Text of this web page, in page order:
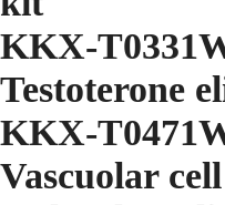
KKX-
Testoterone
KKX-
Vascuolar